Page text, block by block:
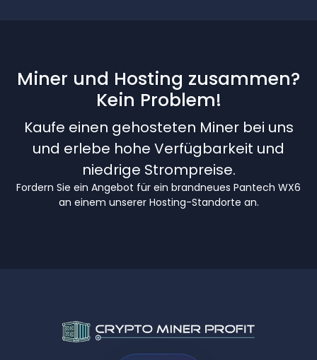
Miner und Hosting zusammen?
Kein Problem!
Kaufe einen gehosteten Miner bei uns
und erlebe hohe Verfügbarkeit und
niedrige Strompreise.
Fordern Sie ein Angebot für ein brandneues Pantech WX6
an einem unserer Hosting-Standorte an.